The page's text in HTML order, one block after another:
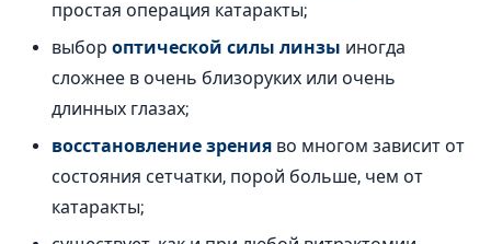
простая операция катаракты;
выбороптической силы линзы иногда
сложнее в очень близоруких или очень
длинных глазах;
восстановление зрения во многом зависит от
состояния сетчатки, порой больше, чем от
катаракты;